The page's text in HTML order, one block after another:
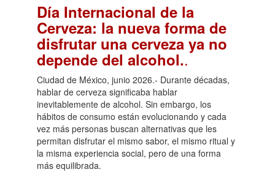
Día Internacional de la
Cerveza: la nueva forma de
disfrutar una cerveza ya no
depende del alcohol..
Ciudad de México, junio 2026.- Durante décadas,
hablar de cerveza significaba hablar
inevitablemente de alcohol. Sin embargo, los
hábitos de consumo están evolucionando y cada
vez más personas buscan alternativas que les
permitan disfrutar el mismo sabor, el mismo ritual y
la misma experiencia social, pero de una forma
más equilibrada.